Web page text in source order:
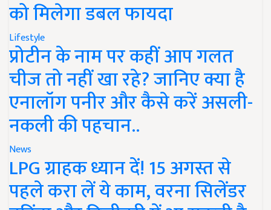
को मिलेगा डबल फायदा
Lifestyle
प्रोटीन के नाम पर कहीं आप गलत
चीज तो नहीं खा रहे? जानिए क्या है
एनालॉग पनीर और कैसे करें असली-
नकली की पहचान..
News
LPG ग्राहक ध्यान दें! 15 अगस्त से
पहले करा लें ये काम, वरना सिलेंडर